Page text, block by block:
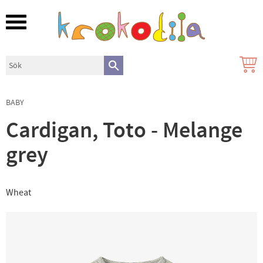
Meny
BABY
Cardigan, Toto - Melange
grey
Wheat